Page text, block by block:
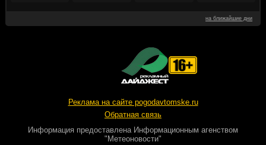
на ближайшие дни
Реклама на сайте pogodavtomske.ru
Обратная связь
Информация предоставлена Информационным агенством
"Метеоновости"